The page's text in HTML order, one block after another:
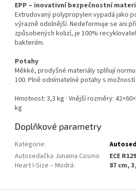
EPP – inovativní bezpečnostní
Extrudovaný polypropylen vypadá jako
výrazně odolnější. Nedeformuje se ani
způsobených kolizí, je 100%
bakteriím.
Potahy
Měkké, prodyšné materiály splňují
100. Plně odnímatelné potahy s možností
Hmotnost: 3,3 kg · Vnější rozměry:
kg
Doplňkové parametry
Kategorie:
Autosedačka Junama Cosmo
Heart I-Size – Modrá:
ECE
87 cm,